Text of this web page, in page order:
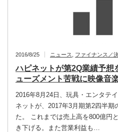
2016/8/25 ニュース ファイナンス／
ハピネットが第2Q業績予
ューズメント苦戦に映像音
2016年8月24日、玩具・エンタテ
ネットが、2017年3月期第2四半期
た。 これまでは売上高を800億円
き下げる。また営業利益も…